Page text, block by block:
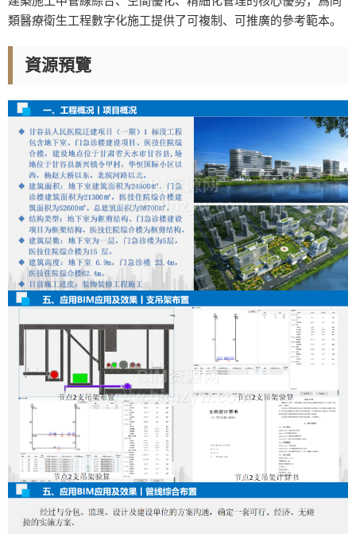
類醫療衛生工程數字化施工提供了可複制、可推廣的參考範本。
資源預覽